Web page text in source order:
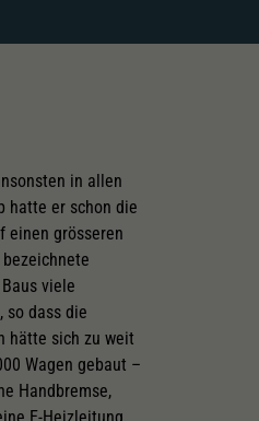
in allen
hatte er schon die
einen grösseren
viele
so dass die
hätte sich zu weit
Wagen gebaut –
Handbremse,
E-Heizleitung,